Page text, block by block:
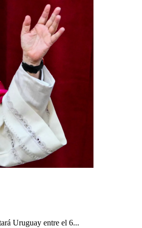
Uruguay entre el 6...